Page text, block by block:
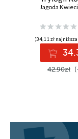
Jagoda
(34,11 zł
42.90zł